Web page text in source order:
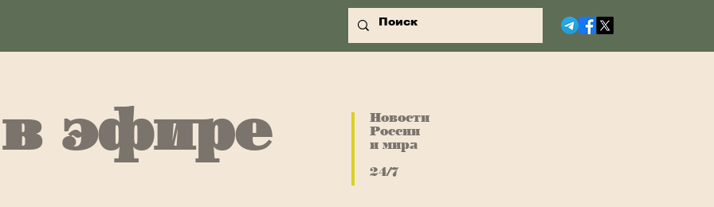
эфире
Новости
России
и мира
24/7